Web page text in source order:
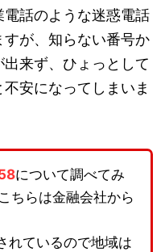
話のような迷惑電話
が、知らない番号か
来ず、ひょっとして
安になってしまいま
について調べてみ
ちらは金融会社から
れているので地域は